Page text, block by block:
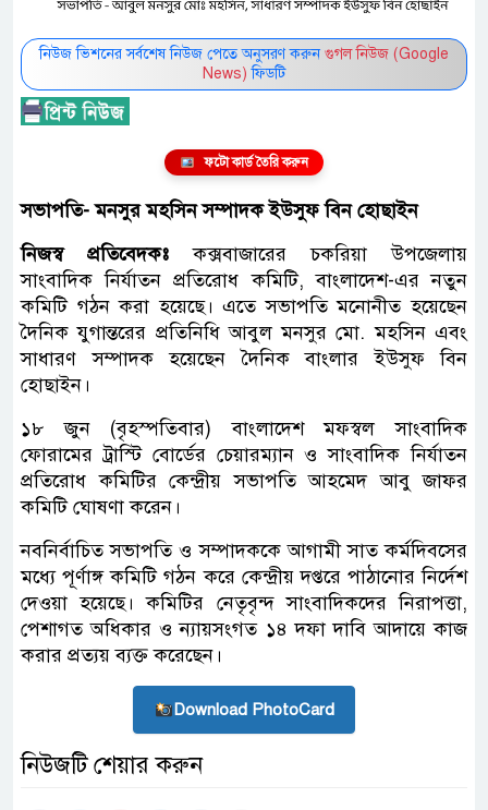
নিউজ ভিশনের সর্বশেষ নিউজ পেতে অনুসরণ করুন গুগল নিউজ (Google
News) ফিডটি
ফটো কার্ড তৈরি করুন
সভাপতি- মনসুর মহসিন সম্পাদক ইউসুফ বিন হোছাইন
নিজস্ব প্রতিবেদকঃকক্সবাজারের চকরিয়া উপজেলায়
সাংবাদিক নির্যাতন প্রতিরোধ কমিটি, বাংলাদেশ-এর নতুন
কমিটি গঠন করা হয়েছে। এতে সভাপতি মনোনীত হয়েছেন
দৈনিক যুগান্তরের প্রতিনিধি আবুল মনসুর মো. মহসিন এবং
সাধারণ সম্পাদক হয়েছেন দৈনিক বাংলার ইউসুফ বিন
হোছাইন।
১৮ জুন (বৃহস্পতিবার) বাংলাদেশ মফস্বল সাংবাদিক
ফোরামের ট্রাস্টি বোর্ডের চেয়ারম্যান ও সাংবাদিক নির্যাতন
প্রতিরোধ কমিটির কেন্দ্রীয় সভাপতি আহমেদ আবু জাফর
কমিটি ঘোষণা করেন।
নবনির্বাচিত সভাপতি ও সম্পাদককে আগামী সাত কর্মদিবসের
মধ্যে পূর্ণাঙ্গ কমিটি গঠন করে কেন্দ্রীয় দপ্তরে পাঠানোর নির্দেশ
দেওয়া হয়েছে। কমিটির নেতৃবৃন্দ সাংবাদিকদের নিরাপত্তা,
পেশাগত অধিকার ও ন্যায়সংগত ১৪ দফা দাবি আদায়ে কাজ
করার প্রত্যয় ব্যক্ত করেছেন।
Download PhotoCard
নিউজটি শেয়ার করুন